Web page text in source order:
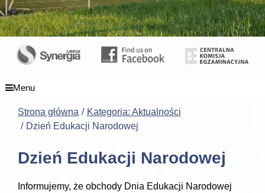
Menu
Strona główna
Kategoria: Aktualności
Dzień Edukacji Narodowej
Dzień Edukacji Narodowej
Informujemy, że obchody Dnia Edukacji Narodowej